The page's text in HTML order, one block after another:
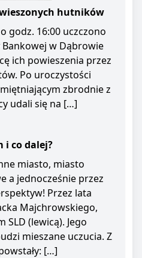
hutników
godz. 16:00 uczczono
w Dąbrowie
ich powieszenia przez
Po uroczystości
zbrodnie z
udali się na […]
i co dalej?
miasto, miasto
a jednocześnie przez
Przez lata
Majchrowskiego,
(lewicą). Jego
mieszane uczucia. Z
[…]